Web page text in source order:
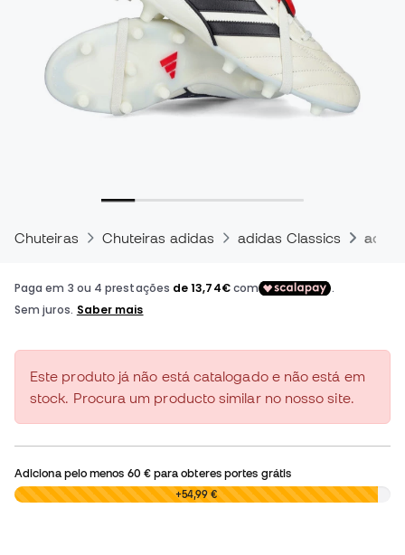
Chuteiras Chuteiras adidas adidas Classics
Este produto já não está catalogado e não está em
stock. Procura um producto similar no nosso site.
Adiciona pelo menos 60 €para obteres portes grátis
0,00 € +54,99 €